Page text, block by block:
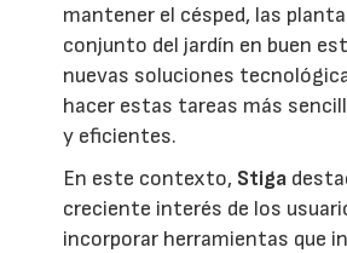
mantener el césped, las
conjunto del jardín en buen
nuevas soluciones
hacer estas tareas más
y eficientes.
En este contexto, Stiga
creciente interés de los
incorporar herramientas que